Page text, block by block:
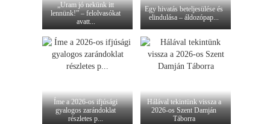
„Uram jó nekünk itt
lennünk!” – felolvasókat
avatt...
Egy hivatás beteljesülése és
elindulása – áldozópap...
Íme a 2026-os ifjúsági
gyalogos zarándoklat
részletes p...
Hálával tekintünk vissza a
2026-os Szent Damján
Táborra